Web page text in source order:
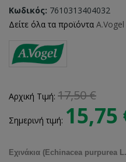
Κωδικός: 7610313404032
Δείτε όλα τα προϊόντα A.Vogel
Αρχική Τιμή: 17,50 €
Σημερινή τιμή: 15,75
Εχινάκια ( Echinacea purpurea